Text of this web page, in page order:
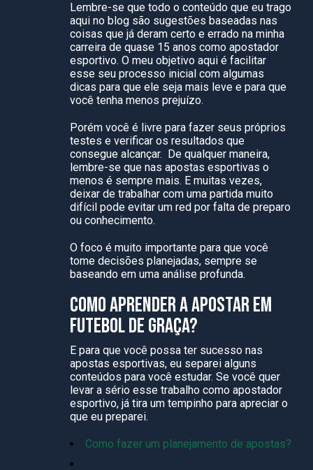
Lembre-se que todo o conteúdo que eu trago
aqui no blog são sugestões baseadas nas
coisas que já deram certo e errado na minha
carreira de quase 15 anos como apostador
esportivo. O meu objetivo aqui é facilitar
esse seu processo inicial com algumas
dicas para que ele seja mais leve e para que
você tenha menos prejuízo.
Porém você é livre para fazer seus próprios
testes e verificar os resultados que
consegue alcançar. De qualquer maneira,
lembre-se que nas apostas esportivas o
menos é sempre mais. E muitas vezes,
deixar de trabalhar com uma partida muito
difícil pode evitar um red por falta de preparo
ou conhecimento.
O foco é muito importante para que você
tome decisões planejadas, sempre se
baseando em uma análise profunda.
COMO APRENDER A APOSTAR EM
FUTEBOL DE GRAÇA?
E para que você possa ter sucesso nas
apostas esportivas, eu separei alguns
conteúdos para você estudar. Se você quer
levar a sério esse trabalho como apostador
esportivo, já tira um tempinho para apreciar o
que eu preparei.
Como fazer um planejamento de apostas?